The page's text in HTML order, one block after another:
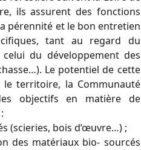
ils assurent des fonctions
pérennité et le bon entretien
tant au regard du
du développement des
Le potentiel de cette
territoire, la Communauté
objectifs en matière de
(scieries, bois d’œuvre…) ;
des matériaux bio- sourcés